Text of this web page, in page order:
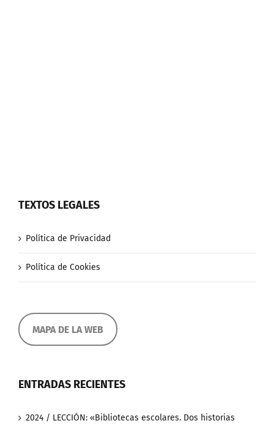
TEXTOS LEGALES
Política de Privacidad
Política de Cookies
MAPA DE LA WEB
ENTRADAS RECIENTES
2024 / LECCIÓN: «Bibliotecas escolares. Dos historias